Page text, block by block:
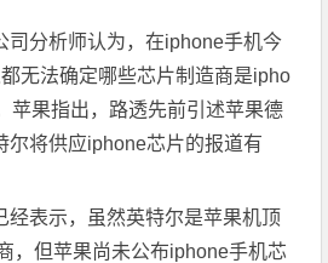
司分析师认为，在iphone手机今
无法确定哪些芯片制造商是ipho
苹果指出，路透先前引述苹果德
尔将供应iphone芯片的报道有
经表示，虽然英特尔是苹果机顶
，但苹果尚未公布iphone手机芯